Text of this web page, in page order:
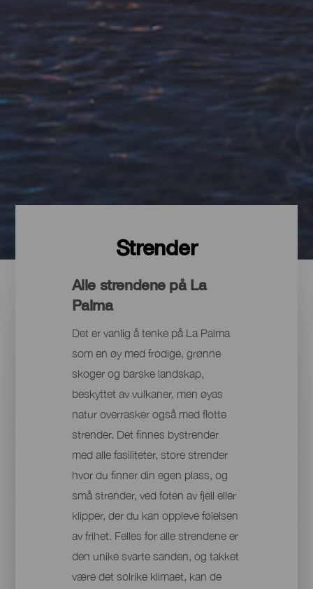
Strender
Alle strendene på La
Palma
Det er vanlig å tenke på La Palma
som en øy med frodige, grønne
skoger og barske landskap,
beskyttet av vulkaner, men øyas
natur overrasker også med flotte
strender. Det finnes bystrender
med alle fasiliteter, store strender
hvor du finner din egen plass, og
små strender, ved foten av fjell eller
klipper, der du kan oppleve følelsen
av frihet. Felles for alle strendene er
den unike svarte sanden, og takket
være det solrike klimaet, kan de